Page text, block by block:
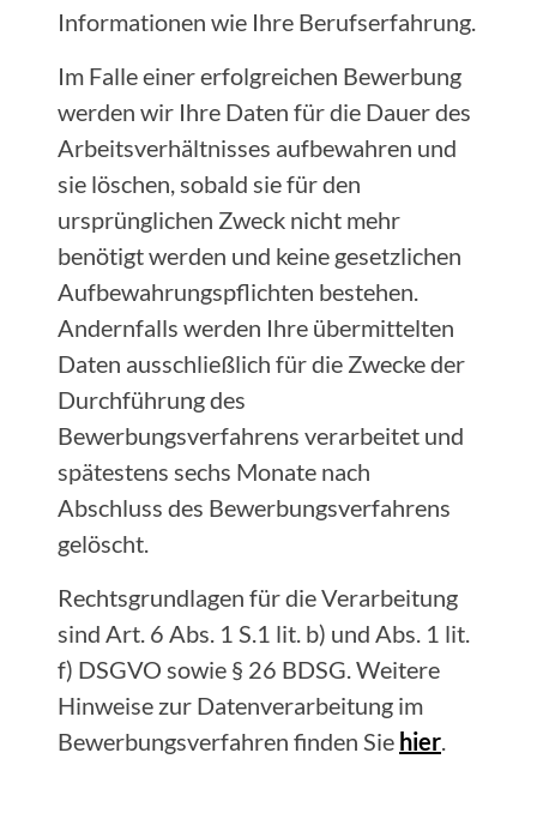
Informationen wie Ihre Berufserfahrung.
Im Falle einer erfolgreichen Bewerbung
werden wir Ihre Daten für die Dauer des
Arbeitsverhältnisses aufbewahren und
sie löschen, sobald sie für den
ursprünglichen Zweck nicht mehr
benötigt werden und keine gesetzlichen
Aufbewahrungspflichten bestehen.
Andernfalls werden Ihre übermittelten
Daten ausschließlich für die Zwecke der
Durchführung des
Bewerbungsverfahrens verarbeitet und
spätestens sechs Monate nach
Abschluss des Bewerbungsverfahrens
gelöscht.
Rechtsgrundlagen für die Verarbeitung
sind Art. 6 Abs. 1 S.1 lit. b) und Abs. 1 lit.
f) DSGVO sowie § 26 BDSG. Weitere
Hinweise zur Datenverarbeitung im
Bewerbungsverfahren finden Sie hier.